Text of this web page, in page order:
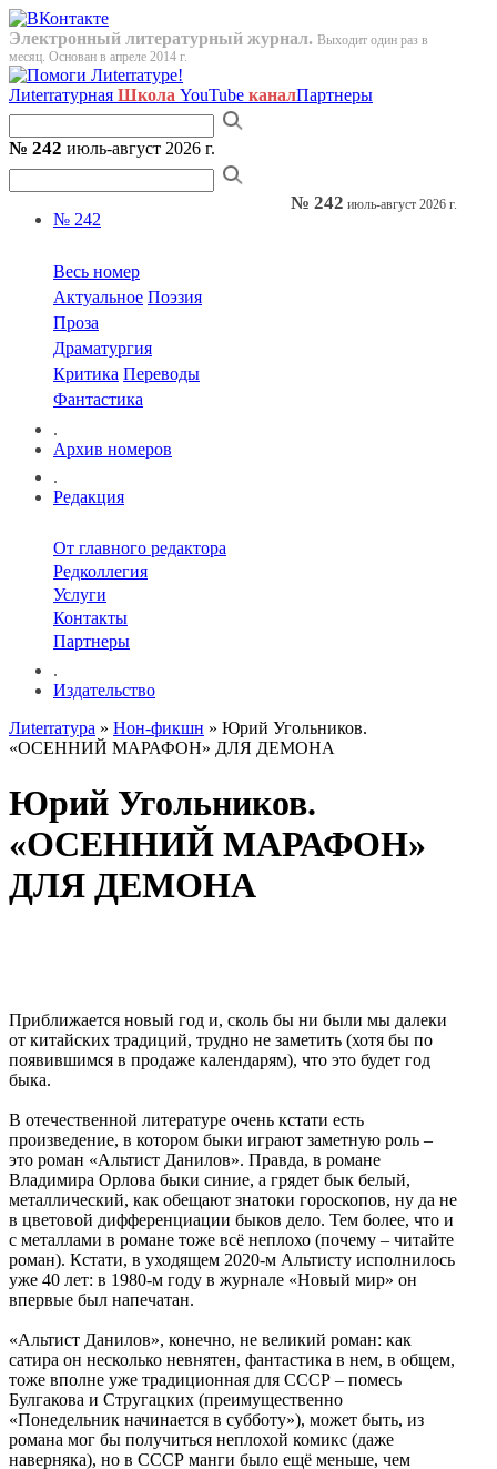
Электронный литературный журнал. Выходит один раз в
месяц. Основан в апреле 2014 г.
Лиterraтурная Школа YouTube каналПартнеры
№ 242 июль-август 2026 г.
№ 242
Весь номер
Актуальное Поэзия
Проза
Драматургия
Критика Переводы
Фантастика
.
Архив номеров
.
Редакция
От главного редактора
Редколлегия
Услуги
Контакты
Партнеры
.
Издательство
№ 242 июль-август 2026 г.
Лиterraтура » Нон-фикшн » Юрий Угольников.
«ОСЕННИЙ МАРАФОН» ДЛЯ ДЕМОНА
Юрий Угольников.
«ОСЕННИЙ МАРАФОН»
ДЛЯ ДЕМОНА
Приближается новый год и, сколь бы ни были мы далеки
от китайских традиций, трудно не заметить (хотя бы по
появившимся в продаже календарям), что это будет год
быка.
В отечественной литературе очень кстати есть
произведение, в котором быки играют заметную роль –
это роман «Альтист Данилов». Правда, в романе
Владимира Орлова быки синие, а грядет бык белый,
металлический, как обещают знатоки гороскопов, ну да не
в цветовой дифференциации быков дело. Тем более, что и
с металлами в романе тоже всё неплохо (почему – читайте
роман). Кстати, в уходящем 2020-м Альтисту исполнилось
уже 40 лет: в 1980-м году в журнале «Новый мир» он
впервые был напечатан.
«Альтист Данилов», конечно, не великий роман: как
сатира он несколько невнятен, фантастика в нем, в общем,
тоже вполне уже традиционная для СССР – помесь
Булгакова и Стругацких (преимущественно
«Понедельник начинается в субботу»), может быть, из
романа мог бы получиться неплохой комикс (даже
наверняка), но в СССР манги было ещё меньше, чем